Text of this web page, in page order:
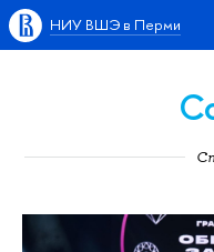
НИУ ВШЭ в Перми